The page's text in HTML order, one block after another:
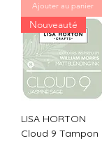
Ajouter au panier
Nouveauté
LISA HORTON
Cloud 9 Tampon